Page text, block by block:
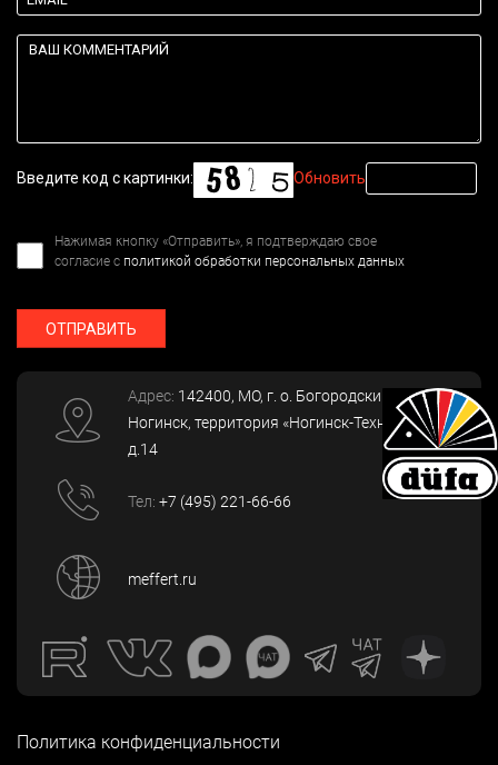
Введите код с картинки: Обновить
Нажимая кнопку «Отправить», я подтверждаю свое
согласие с политикой обработки персональных данных
ОТПРАВИТЬ
Адрес: 142400, МО, г. о. Богородский, г.
Ногинск, территория «Ногинск-Технопарк»,
д.14
Тел: +7 (495) 221-66-66
meffert.ru
Политика конфиденциальности